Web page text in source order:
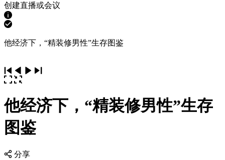
创建直播或会议
他经济下，“精装修男性”生存图鉴
他经济下，“精装修男性”生存
图鉴
分享